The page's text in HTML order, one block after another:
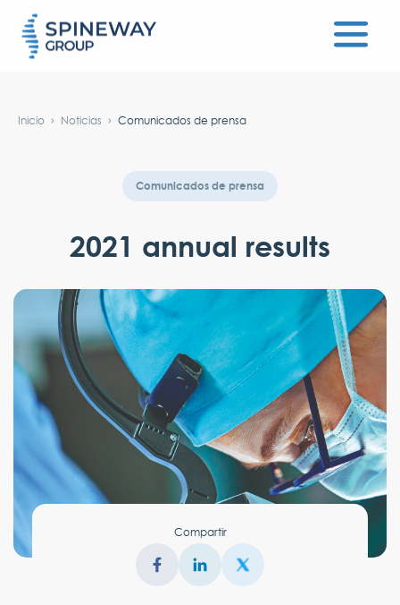
Inicio Noticias Comunicados de prensa
Comunicados de prensa
2021 annual results
Compartir